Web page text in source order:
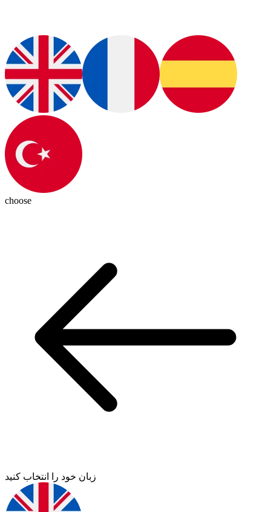
choose
زبان خود را انتخاب کنید